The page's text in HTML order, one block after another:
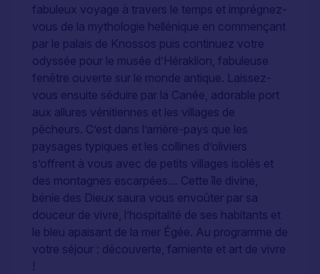
fabuleux voyage à travers le temps et imprégnez-
vous de la mythologie hellénique en commençant
par le palais de Knossos puis continuez votre
odyssée pour le musée d’Héraklion, fabuleuse
fenêtre ouverte sur le monde antique. Laissez-
vous ensuite séduire par la Canée, adorable port
aux allures vénitiennes et les villages de
pêcheurs. C’est dans l’arrière-pays que les
paysages typiques et les collines d’oliviers
s’offrent à vous avec de petits villages isolés et
des montagnes escarpées… Cette île divine,
bénie des Dieux saura vous envoûter par sa
douceur de vivre, l’hospitalité de ses habitants et
le bleu apaisant de la mer Égée. Au programme de
votre séjour : découverte, farniente et art de vivre
!